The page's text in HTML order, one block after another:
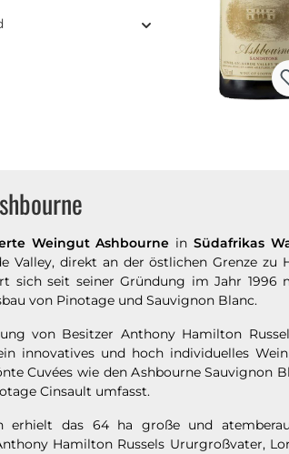
Weingut Ashbourne in Südafrikas
Valley, direkt an der östlichen Grenze zu
sich seit seiner Gründung im Jahr
von Pinotage und Sauvignon Blanc.
von Besitzer Anthony Hamilton
innovatives und hoch individuelles
Cuvées wie den Ashbourne Sauvignon
Cinsault umfasst.
erhielt das 64 ha große und
Hamilton Russels Ururgroßvater,